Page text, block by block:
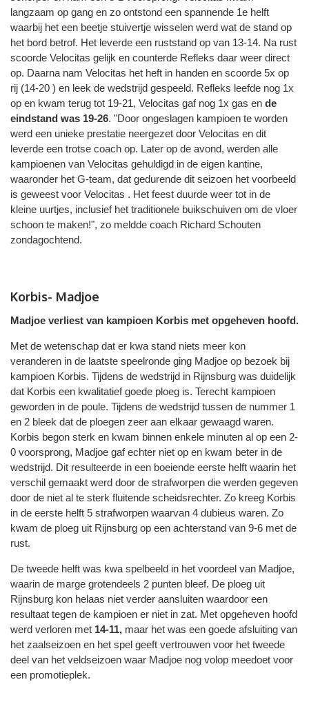
langzaam op gang en zo ontstond een spannende 1e helft
waarbij het een beetje stuivertje wisselen werd wat de stand op
het bord betrof. Het leverde een ruststand op van 13-14. Na rust
scoorde Velocitas gelijk en counterde Refleks daar weer direct
op. Daarna nam Velocitas het heft in handen en scoorde 5x op
rij (14-20 ) en leek de wedstrijd gespeeld. Refleks leefde nog 1x
op en kwam terug tot 19-21, Velocitas gaf nog 1x gas en de
eindstand was 19-26. "Door ongeslagen kampioen te worden
werd een unieke prestatie neergezet door Velocitas en dit
leverde een trotse coach op. Later op de avond, werden alle
kampioenen van Velocitas gehuldigd in de eigen kantine,
waaronder het G-team, dat gedurende dit seizoen het voorbeeld
is geweest voor Velocitas . Het feest duurde weer tot in de
kleine uurtjes, inclusief het traditionele buikschuiven om de vloer
schoon te maken!", zo meldde coach Richard Schouten
zondagochtend.
Korbis- Madjoe
Madjoe verliest van kampioen Korbis met opgeheven hoofd.
Met de wetenschap dat er kwa stand niets meer kon
veranderen in de laatste speelronde ging Madjoe op bezoek bij
kampioen Korbis. Tijdens de wedstrijd in Rijnsburg was duidelijk
dat Korbis een kwalitatief goede ploeg is. Terecht kampioen
geworden in de poule. Tijdens de wedstrijd tussen de nummer 1
en 2 bleek dat de ploegen zeer aan elkaar gewaagd waren.
Korbis begon sterk en kwam binnen enkele minuten al op een 2-
0 voorsprong, Madjoe gaf echter niet op en kwam beter in de
wedstrijd. Dit resulteerde in een boeiende eerste helft waarin het
verschil gemaakt werd door de strafworpen die werden gegeven
door de niet al te sterk fluitende scheidsrechter. Zo kreeg Korbis
in de eerste helft 5 strafworpen waarvan 4 dubieus waren. Zo
kwam de ploeg uit Rijnsburg op een achterstand van 9-6 met de
rust.
De tweede helft was kwa spelbeeld in het voordeel van Madjoe,
waarin de marge grotendeels 2 punten bleef. De ploeg uit
Rijnsburg kon helaas niet verder aansluiten waardoor een
resultaat tegen de kampioen er niet in zat. Met opgeheven hoofd
werd verloren met 14-11, maar het was een goede afsluiting van
het zaalseizoen en het spel geeft vertrouwen voor het tweede
deel van het veldseizoen waar Madjoe nog volop meedoet voor
een promotieplek.